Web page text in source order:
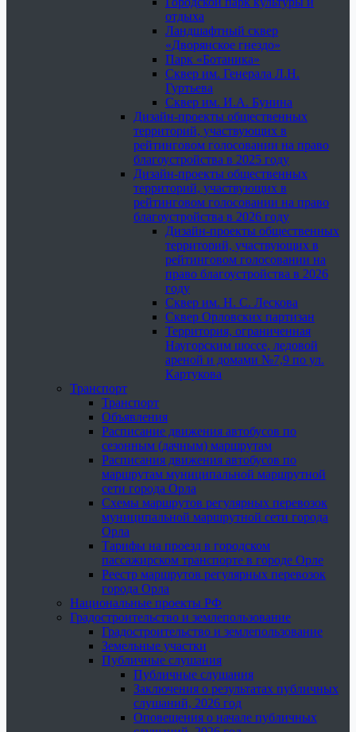
отдыха
Ландшафтный сквер
«Дворянское гнездо»
Парк «Ботаника»
Сквер им. Генерала Л.Н.
Гуртьева
Сквер им. И.А. Бунина
Дизайн-проекты общественных
территорий, участвующих в
рейтинговом голосовании на право
благоустройства в 2025 году
Дизайн-проекты общественных
территорий, участвующих в
рейтинговом голосовании на право
благоустройства в 2026 году
Дизайн-проекты общественных
территорий, участвующих в
рейтинговом голосовании на
право благоустройства в 2026
году
Сквер им. Н. С. Лескова
Сквер Орловских партизан
Территория, ограниченная
Наугорским шоссе, ледовой
ареной и домами №7,9 по ул.
Картукова
Транспорт
Транспорт
Объявления
Расписание движения автобусов по
сезонным (дачным) маршрутам
Расписания движения автобусов по
маршрутам муниципальной маршрутной
сети города Орла
Схемы маршрутов регулярных перевозок
муниципальной маршрутной сети города
Орла
Тарифы на проезд в городском
пассажирском транспорте в городе Орле
Реестр маршрутов регулярных перевозок
города Орла
Национальные проекты РФ
Градостроительство и землепользование
Градостроительство и землепользование
Земельные участки
Публичные слушания
Публичные слушания
Заключения о результатах публичных
слушаний, 2026 год
Оповещения о начале публичных